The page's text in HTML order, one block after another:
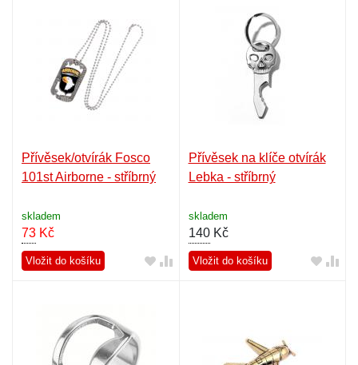
Přívěsek/otvírák Fosco
101st Airborne - stříbrný
skladem
73 Kč
Vložit do košíku
Přívěsek na klíče otvírák
Lebka - stříbrný
skladem
140Kč
Vložit do košíku